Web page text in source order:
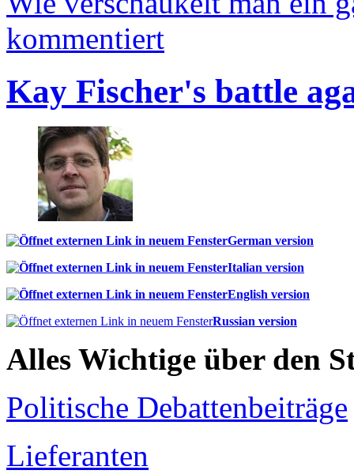
kommentiert
Kay Fischer's battle
German version
Italian version
English version
Russian version
Alles Wichtige über den
Politische Debattenbeiträge
Lieferanten